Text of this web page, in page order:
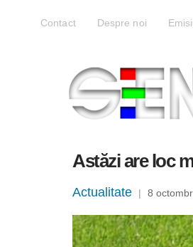
Contact Despre noi
Astăzi are loc
Actualitate | 8